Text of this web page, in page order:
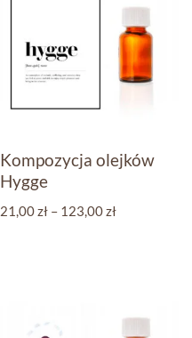
Kompozycja olejków
Hygge
21,00zł – 123,00zł